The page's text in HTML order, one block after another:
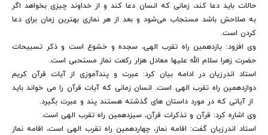
حالات باید دعا کند، زمانی که انسان دعا کند و از خداوند چیزی بخواهد اگر
به صلاحش باشد مستجاب می‌شود و بعد از هر نمازی بهترین زمان برای دعا
کردن است.
وی افزود: یازدهمین راه تقرب الهی، سجده و خشوع است و ذکر تسبیحات
حضرت زهرا سلام الله علیها معادل هزار رکعت نماز مستحبی است.
استاد اندرزیان در ادامه بیان کرد: عبرت و پندآموزی از آیات قرآن کریم
دوازدهمین راه تقرب الهی است. انسان زمانی که آیات قرآن را می خواند باید
از آیاتی که در مورد داستان های گذشته هستند پند و عبرت بگیرد.
وی اشاره کرد: قرآن و تذکرات قرآن، سیزدهمین راه تقرب الهی است.
استاد اندرزیان گفت: اقامه نماز، چهاردهمین راه تقرب الهی است، اقامه نماز